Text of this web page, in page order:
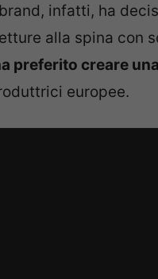
infatti, ha
alla spina con
preferito creare
europee.